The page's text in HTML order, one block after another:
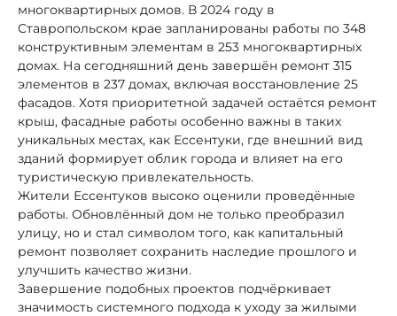
многоквартирных домов. В 2024 году в
Ставропольском крае запланированы работы по 348
конструктивным элементам в 253 многоквартирных
домах. На сегодняшний день завершён ремонт 315
элементов в 237 домах, включая восстановление 25
фасадов. Хотя приоритетной задачей остаётся ремонт
крыш, фасадные работы особенно важны в таких
уникальных местах, как Ессентуки, где внешний вид
зданий формирует облик города и влияет на его
туристическую привлекательность.
Жители Ессентуков высоко оценили проведённые
работы. Обновлённый дом не только преобразил
улицу, но и стал символом того, как капитальный
ремонт позволяет сохранить наследие прошлого и
улучшить качество жизни.
Завершение подобных проектов подчёркивает
значимость системного подхода к уходу за жилыми